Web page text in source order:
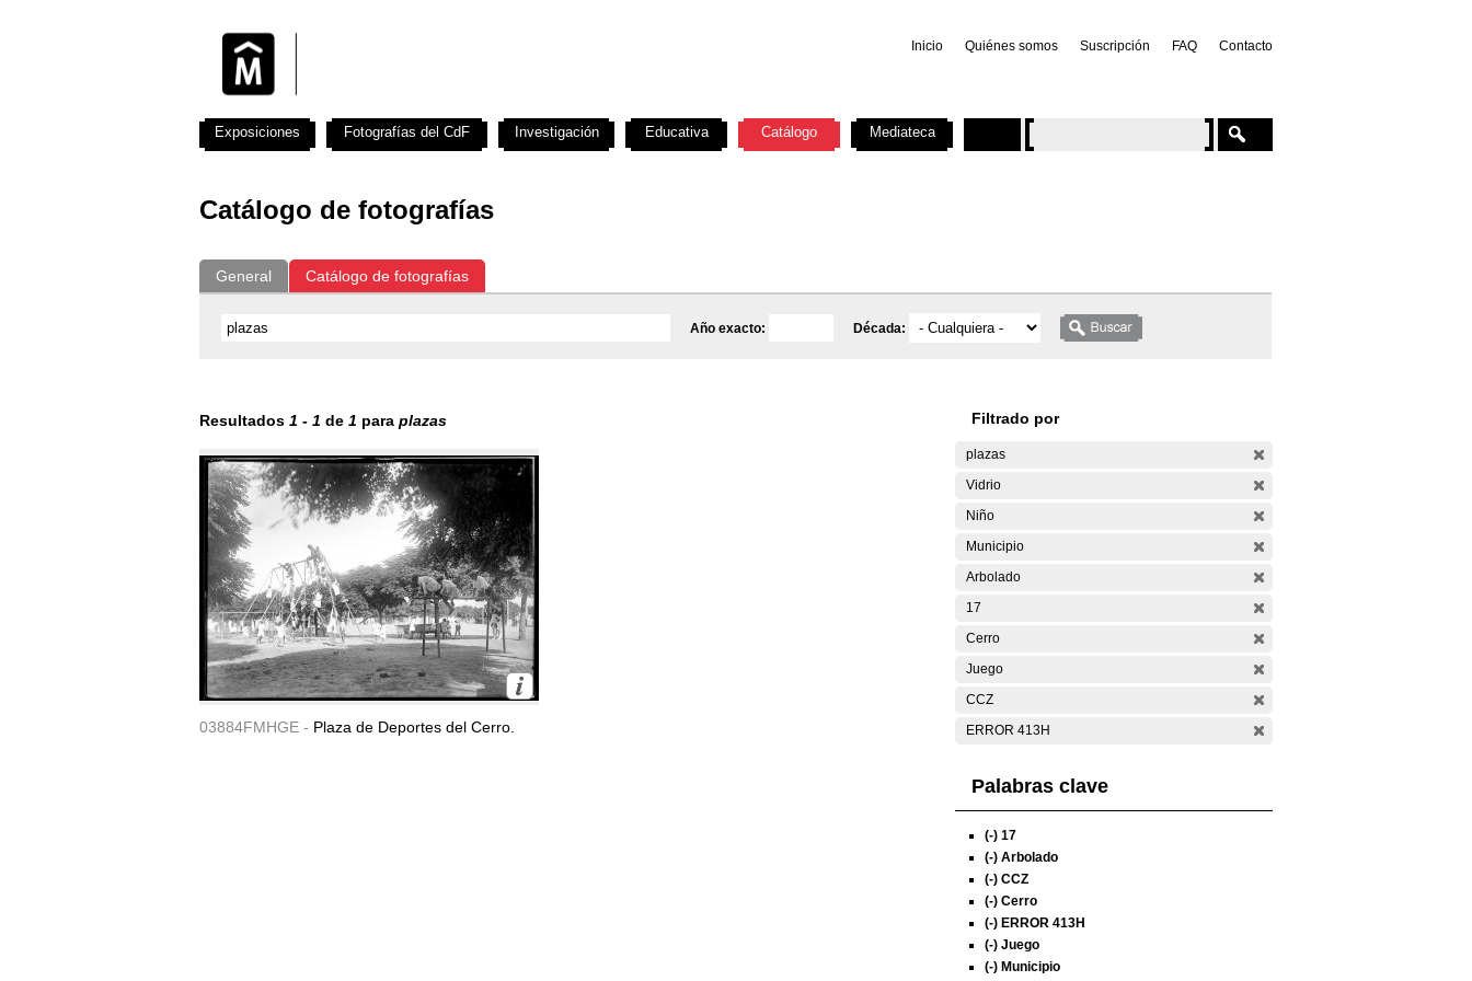
Inicio Quiénes somos Suscripción FAQ Contacto
Catálogo de fotografías
General Catálogo de fotografías
Año exacto: Década:
Resultados 1 - 1 de 1 para plazas
03884FMHGE - Plaza de Deportes del Cerro.
Filtrado por
plazas
Vidrio
Niño
Municipio
Arbolado
17
Cerro
Juego
CCZ
ERROR 413H
Palabras clave
(-) 17
(-) Arbolado
(-) CCZ
(-) Cerro
(-) ERROR 413H
(-) Juego
(-) Municipio
Exposiciones Fotografías del CdF Investigación Educativa Catálogo Mediateca